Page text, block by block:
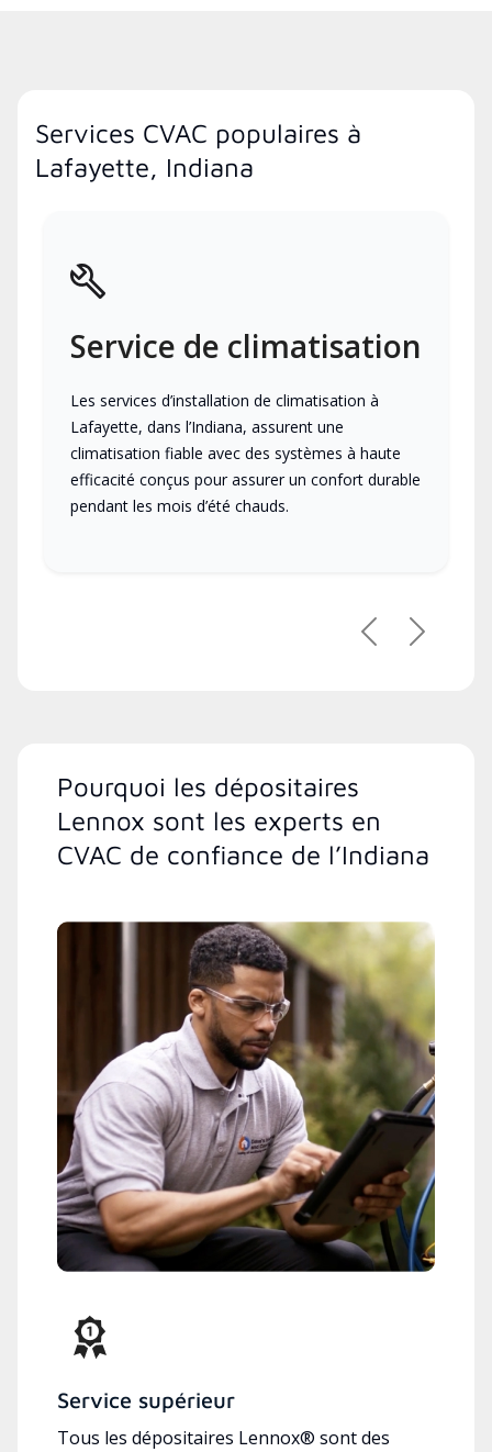
Services CVAC populaires à
Lafayette, Indiana
Service de climatisation
Les services d’installation de climatisation à
Lafayette, dans l’Indiana, assurent une
climatisation fiable avec des systèmes à haute
efficacité conçus pour assurer un confort durable
pendant les mois d’été chauds.
PrécédentSuivant
Pourquoi les dépositaires
Lennox sont les experts en
CVAC de confiance de l’Indiana
Service supérieur
Tous les dépositaires Lennox® sont des